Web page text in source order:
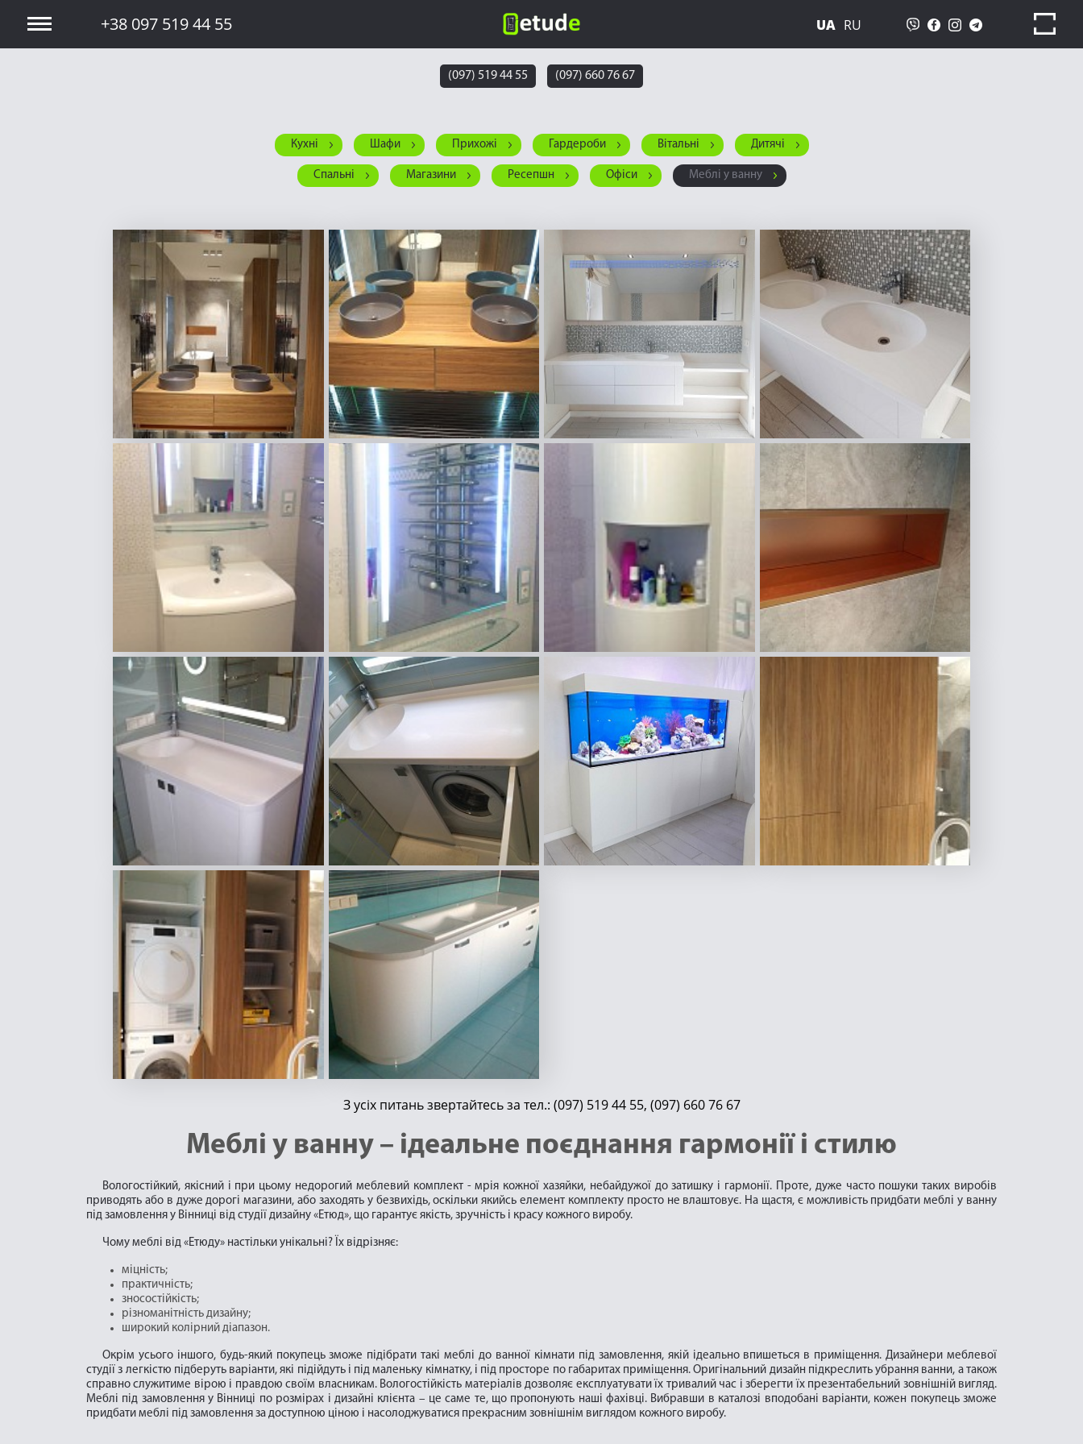
+38 097 519 44 55 UA RU
(097) 519 44 55 (097) 660 76 67
Кухні Шафи Прихожі Гардероби Вітальні Дитячі
Спальні Магазини Ресепшн Офіси Меблі у ванну
З усіх питань звертайтесь за тел.: (097) 519 44 55, (097) 660 76 67
Меблі у ванну – ідеальне поєднання гармонії і стилю
Вологостійкий, якісний і при цьому недорогий меблевий комплект - мрія кожної хазяйки, небайдужої до затишку і гармонії. Проте, дуже часто пошуки таких виробів
приводять або в дуже дорогі магазини, або заходять у безвихідь, оскільки якийсь елемент комплекту просто не влаштовує. На щастя, є можливість придбати меблі у ванну
під замовлення у Вінниці від студії дизайну «Етюд», що гарантує якість, зручність і красу кожного виробу.
Чому меблі від «Етюду» настільки унікальні? Їх відрізняє:
міцність;
практичність;
зносостійкість;
різноманітність дизайну;
широкий колірний діапазон.
Окрім усього іншого, будь-який покупець зможе підібрати такі меблі до ванної кімнати під замовлення, якій ідеально впишеться в приміщення. Дизайнери меблевої
студії з легкістю підберуть варіанти, які підійдуть і під маленьку кімнатку, і під просторе по габаритах приміщення. Оригінальний дизайн підкреслить убрання ванни, а також
справно служитиме вірою і правдою своїм власникам. Вологостійкість матеріалів дозволяє експлуатувати їх тривалий час і зберегти їх презентабельний зовнішній вигляд.
Меблі під замовлення у Вінниці по розмірах і дизайні клієнта – це саме те, що пропонують наші фахівці. Вибравши в каталозі вподобані варіанти, кожен покупець зможе
придбати меблі під замовлення за доступною ціною і насолоджуватися прекрасним зовнішнім виглядом кожного виробу.